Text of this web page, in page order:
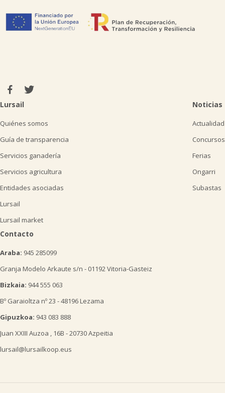
Lursail
Quiénes somos
Guía de transparencia
Servicios ganadería
Servicios agricultura
Entidades asociadas
Lursail
Lursail market
Noticias
Actualidad
Concursos
Ferias
Ongarri
Subastas
Contacto
Araba: 945 285099
Granja Modelo Arkaute s/n - 01192 Vitoria-Gasteiz
Bizkaia: 944 555 063
Bº Garaioltza nº 23 - 48196 Lezama
Gipuzkoa: 943 083 888
Juan XXIII Auzoa , 16B - 20730 Azpeitia
lursail@lursailkoop.eus